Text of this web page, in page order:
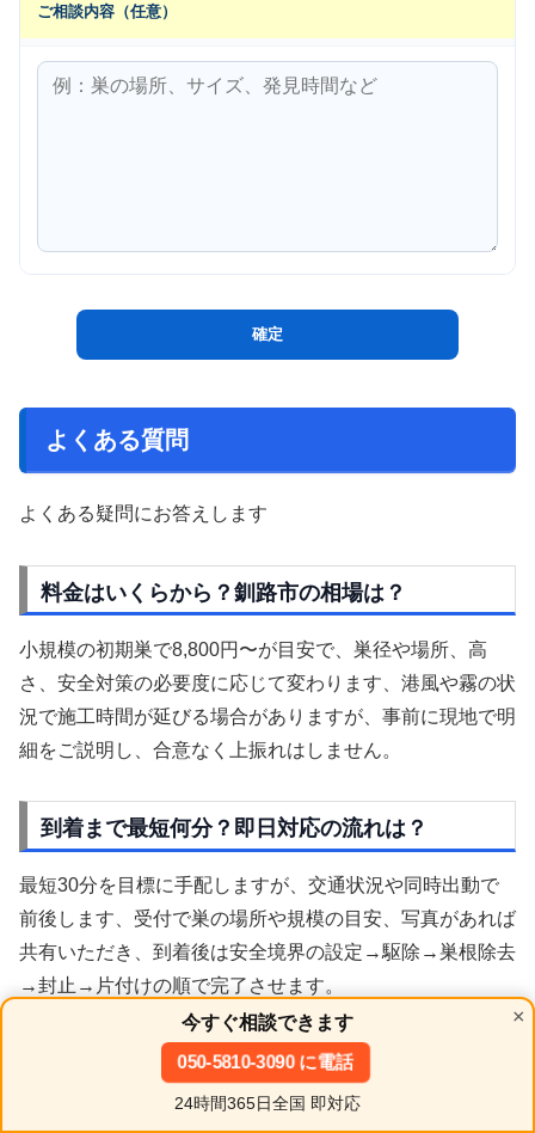
×
今すぐ相談できます
050-5810-3090 に電話
24時間365日全国 即対応
ご相談内容（任意）
よくある質問
よくある疑問にお答えします
料金はいくらから？釧路市の相場は？
小規模の初期巣で8,800円〜が目安で、巣径や場所、高
さ、安全対策の必要度に応じて変わります、港風や霧の状
況で施工時間が延びる場合がありますが、事前に現地で明
細をご説明し、合意なく上振れはしません。
到着まで最短何分？即日対応の流れは？
最短30分を目標に手配しますが、交通状況や同時出動で
前後します、受付で巣の場所や規模の目安、写真があれば
共有いただき、到着後は安全境界の設定→駆除→巣根除去
→封止→片付けの順で完了させます。
夜間や早朝でも来てもらえる？